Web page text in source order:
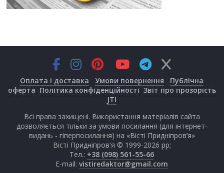
Оплата і доставка Умови повернення
Публічна
оферта Політика конфіденційності Звіт про прозорість
JTI
Всі права захищені. Використання матеріалів сайта
дозволяється тільки за умови посилання (для інтернет-
видань - гіперпосилання) на «Вісті Придніпров’я»
Вісті Придніпров'я © 1999-2026 рр;
Тел.: +38 (098) 561-55-66
E-mail: vistiredaktor@gmail.com